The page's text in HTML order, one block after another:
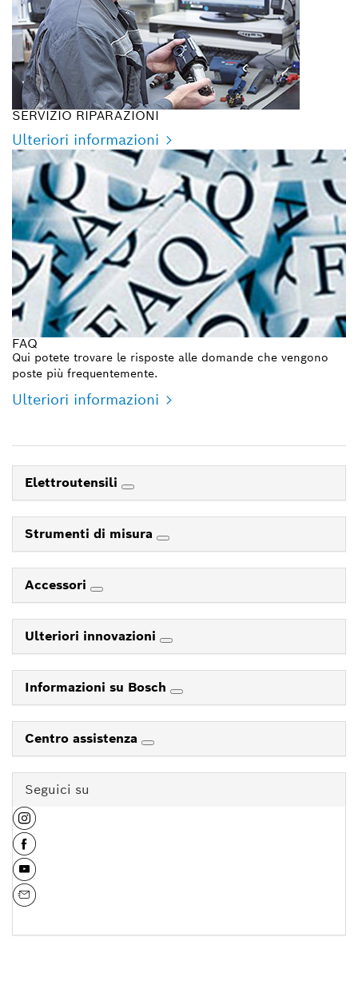
SERVIZIO RIPARAZIONI
Ulteriori informazioni
FAQ
Qui potete trovare le risposte alle domande che vengono
poste più frequentemente.
Ulteriori informazioni
Elettroutensili
Strumenti di misura
Accessori
Ulteriori innovazioni
Informazioni su Bosch
Centro assistenza
Seguici su